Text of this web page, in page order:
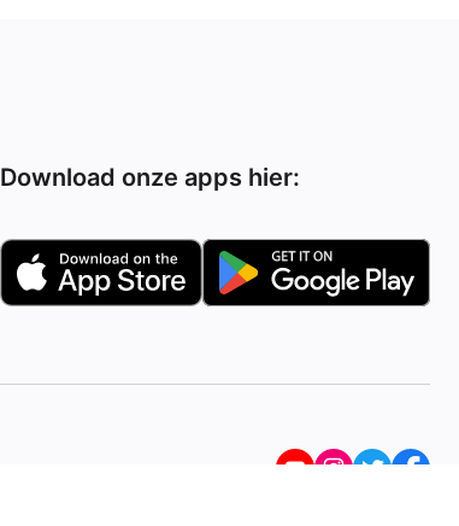
Download onze apps hier: